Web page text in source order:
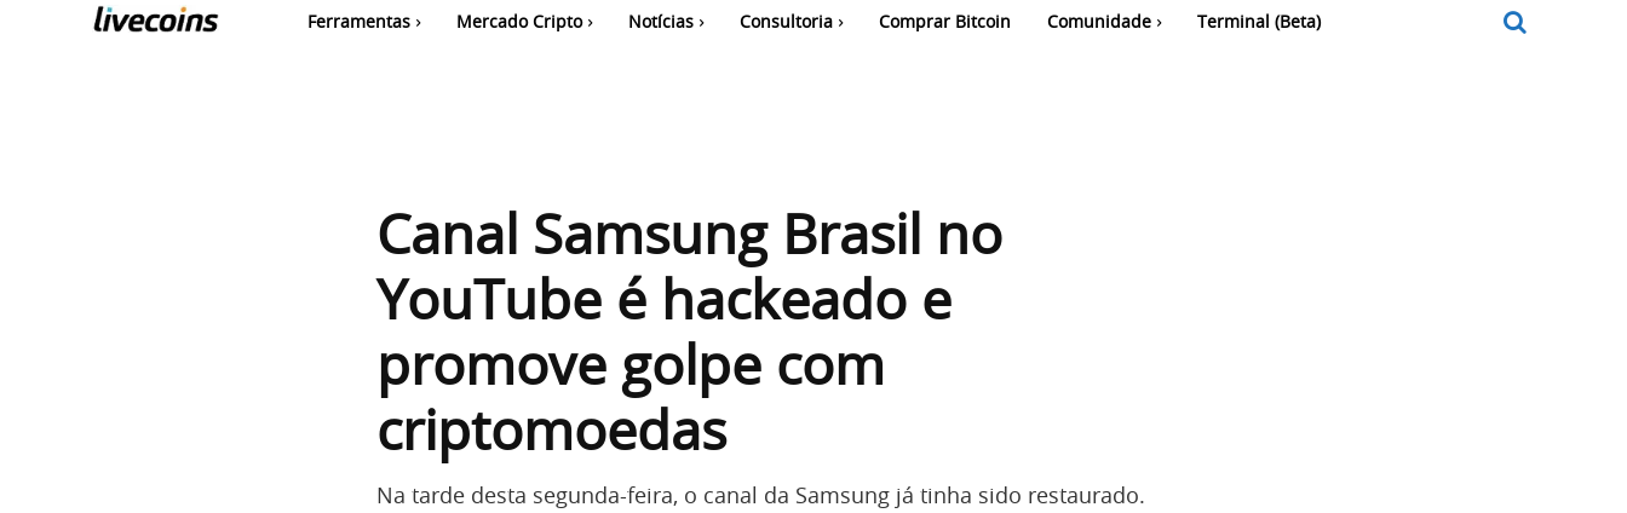
Ferramentas Mercado Cripto Notícias Consultoria Comprar Bitcoin Comunidade Terminal (Beta)
Canal Samsung Brasil no
YouTube é hackeado e
promove golpe com
criptomoedas
Na tarde desta segunda-feira, o canal da Samsung já tinha sido restaurado.